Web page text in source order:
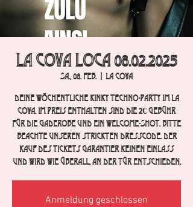
La Cova Loca 08.02.2025
Sa., 08. Feb.
  |
La Cova
Deine wöchentliche Kinky Techno-Party im La
Cova. im Preis enthalten sind die 2€ Gebühr
für die Gaderobe und ein Welcome-Shot. Bitte
beachte unseren strickten Dresscode. Der
Kauf des Tickets garantier keinen Einlass
und wird wie überall, an der Tür entschieden.
Anmeldung geschlossen